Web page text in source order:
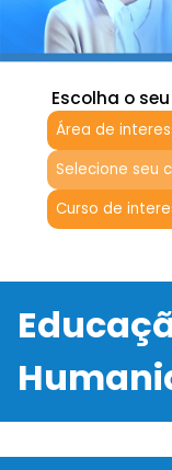
Escolha o seu
Área de
Selecione seu